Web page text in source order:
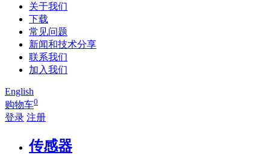
关于我们
下载
常见问题
新闻和技术分享
联系我们
加入我们
English
购物车0
登录 注册
传感器